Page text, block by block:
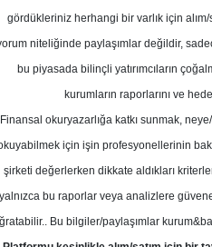
Pazartesi, 04
Yatırım AKCNS
AKCNS -
251,25 TL'ye
gördükleriniz herhangi bir varlık için
niteliğinde paylaşımlar değildir,
bu piyasada bilinçli yatırımcıların
kurumların raporlarını ve
Finansal okuryazarlığa katkı sunmak, neye/
için işin profesyonellerinin
şirketi değerlerken dikkate aldıkları
yalnızca bu raporlar veya analizlere
Bu bilgiler/paylaşımlar